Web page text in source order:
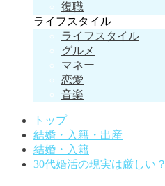
復職
ライフスタイル
ライフスタイル
グルメ
マネー
恋愛
音楽
トップ
結婚・入籍・出産
結婚・入籍
30代婚活の現実は厳しい